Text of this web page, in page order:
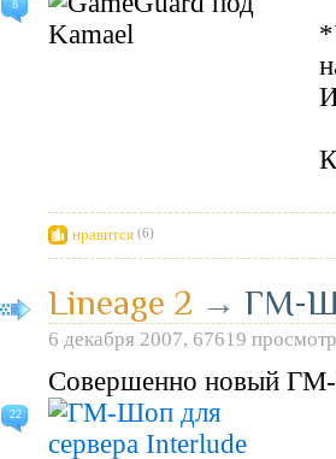
8
нравится (6)
22
Lineage 2 → ГМ-
6 декабря 2007, 67619
Совершенно новый